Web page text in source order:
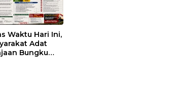
Waktu Hari Ini,
Adat
Bungku